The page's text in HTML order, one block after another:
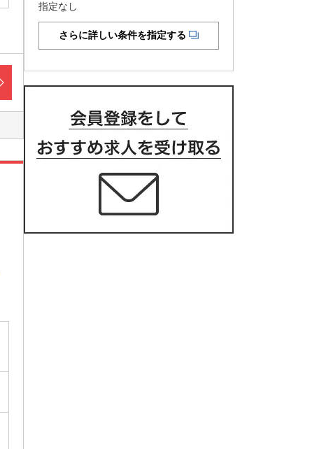
指定なし
さらに詳しい条件を指定する